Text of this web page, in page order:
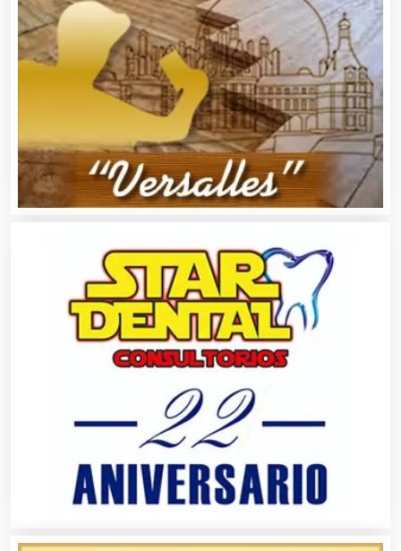
Artículos Importados
Artículos para el Hogar
Artículos para Regalos
Artículos Publicitarios
Aseguradoras
Asesores Técnicos
Asesoría Fiscal